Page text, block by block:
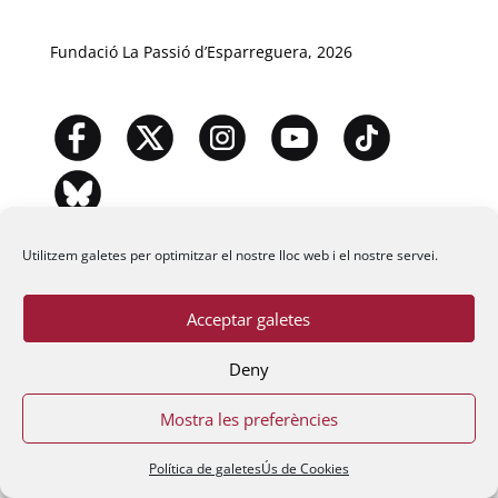
Utilitzem galetes per optimitzar el nostre lloc web i el nostre servei.
Acceptar galetes
Deny
Mostra les preferències
Política de galetesÚs de Cookies
Fundació La Passió d’Esparreguera, 2026